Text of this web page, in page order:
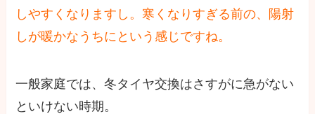
しやすくなりますし。寒くなりすぎる前の、陽射
しが暖かなうちにという感じですね。
一般家庭では、冬タイヤ交換はさすがに急がない
といけない時期。